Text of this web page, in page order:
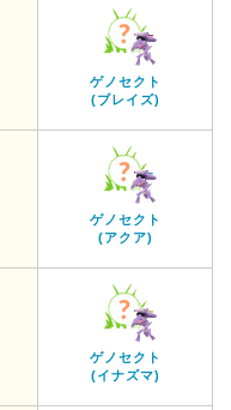
ゲノセクト
(ブレイズ)
ゲノセクト
(アクア)
ゲノセクト
(イナズマ)